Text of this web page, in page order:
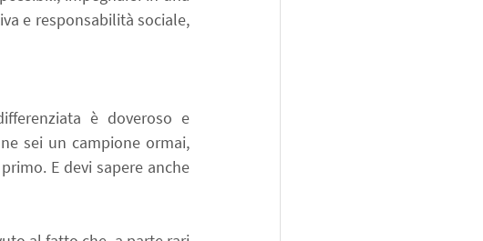
e responsabilità sociale,
è doveroso e
sei un campione ormai,
E devi sapere anche